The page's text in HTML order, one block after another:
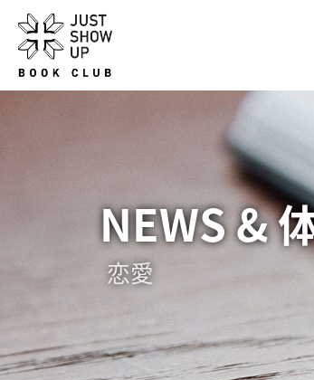
NEWS &
恋愛